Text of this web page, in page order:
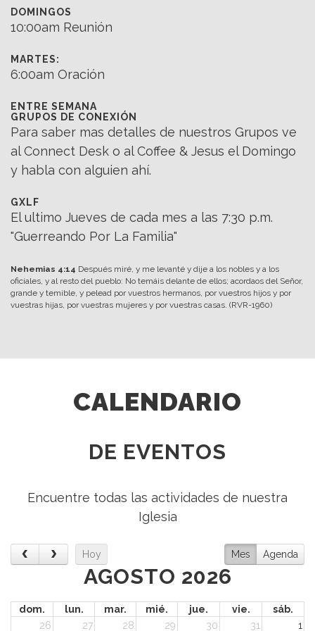
DOMINGOS
10:00am Reunión
MARTES:
6:00am Oración
ENTRE SEMANA
GRUPOS DE CONEXIÓN
Para saber mas detalles de nuestros Grupos ve
al Connect Desk o al Coffee & Jesus el Domingo
y habla con alguien ahí.
GXLF
El ultimo Jueves de cada mes a las 7:30 p.m.
"Guerreando Por La Familia"
Nehemias 4:14 Después miré, y me levanté y dije a los nobles y a los
oficiales, y al resto del pueblo: No temáis delante de ellos; acordaos del Señor,
grande y temible, y pelead por vuestros hermanos, por vuestros hijos y por
vuestras hijas, por vuestras mujeres y por vuestras casas. (RVR-1960)
CALENDARIO
DE EVENTOS
Encuentre todas las actividades de nuestra
Iglesia
Hoy Mes Agenda
AGOSTO 2026
dom. lun. mar. mié. jue. vie.
sáb.
26
27 28 29 30 31 1